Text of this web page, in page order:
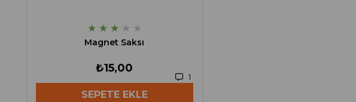
★ ★ ★ ★ ★
Magnet Saksı
1
₺15,00
SEPETE EKLE